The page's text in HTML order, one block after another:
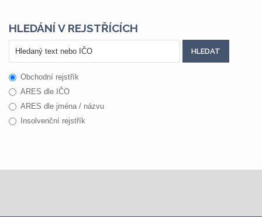
HLEDÁNÍ V REJSTŘÍCÍCH
Obchodní rejstřík
ARES dle IČO
ARES dle jména / názvu
Insolvenční rejstřík